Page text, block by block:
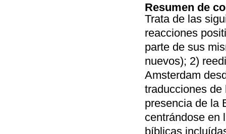
Resumen de
Trata de las
reacciones
parte de sus
nuevos); 2)
Amsterdam
traducciones
presencia de la
centrándose en
bíblicas